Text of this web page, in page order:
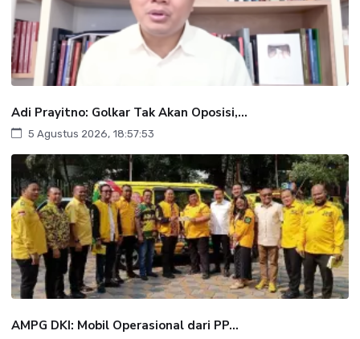
Adi Prayitno: Golkar Tak Akan Oposisi,...
5 Agustus 2026, 18:57:53
AMPG DKI: Mobil Operasional dari PP...